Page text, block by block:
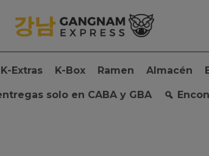
K-Extras K-Box Ramen Almacén
solo en CABA y GBA